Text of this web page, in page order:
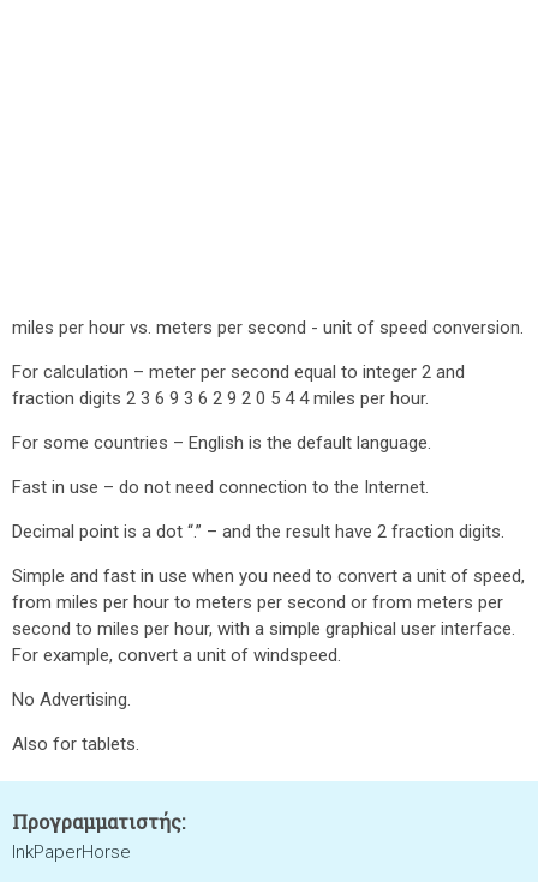
miles per hour vs. meters per second - unit of speed conversion.
For calculation – meter per second equal to integer 2 and
fraction digits 2 3 6 9 3 6 2 9 2 0 5 4 4 miles per hour.
For some countries – English is the default language.
Fast in use – do not need connection to the Internet.
Decimal point is a dot “.” – and the result have 2 fraction digits.
Simple and fast in use when you need to convert a unit of speed,
from miles per hour to meters per second or from meters per
second to miles per hour, with a simple graphical user interface.
For example, convert a unit of windspeed.
No Advertising.
Also for tablets.
Προγραμματιστής:
InkPaperHorse